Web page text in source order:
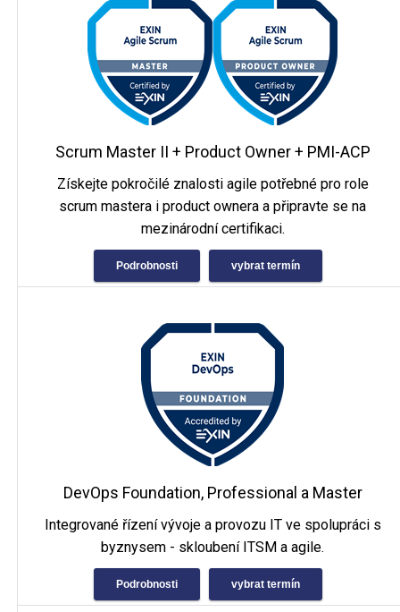
Scrum Master II + Product Owner + PMI-ACP
Získejte pokročilé znalosti agile potřebné pro role
scrum mastera i product ownera a připravte se na
mezinárodní certifikaci.
Podrobnosti vybrat termín
DevOps Foundation, Professional a Master
Integrované řízení vývoje a provozu IT ve spolupráci s
byznysem - skloubení ITSM a agile.
Podrobnosti vybrat termín